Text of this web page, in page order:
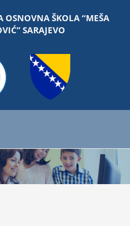
OSNOVNA ŠKOLA “MEŠA
SARAJEVO
Početna